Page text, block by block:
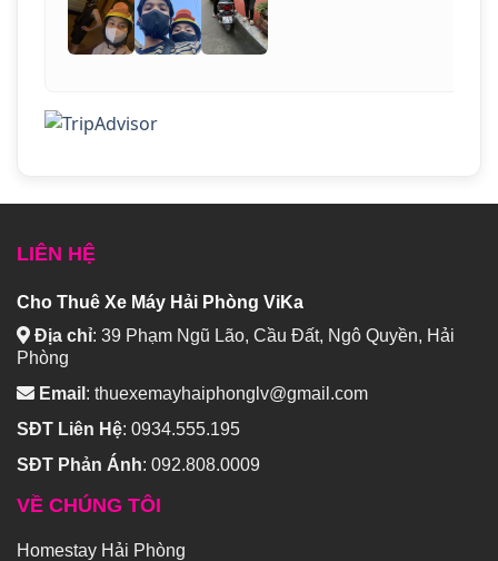
LIÊN HỆ
Cho Thuê Xe Máy Hải Phòng ViKa
Địa chỉ: 39 Phạm Ngũ Lão, Cầu Đất, Ngô Quyền, Hải
Phòng
Email : thuexemayhaiphonglv@gmail.com
SĐT Liên Hệ: 0934.555.195
SĐT Phản Ánh: 092.808.0009
VỀ CHÚNG TÔI
Homestay Hải Phòng